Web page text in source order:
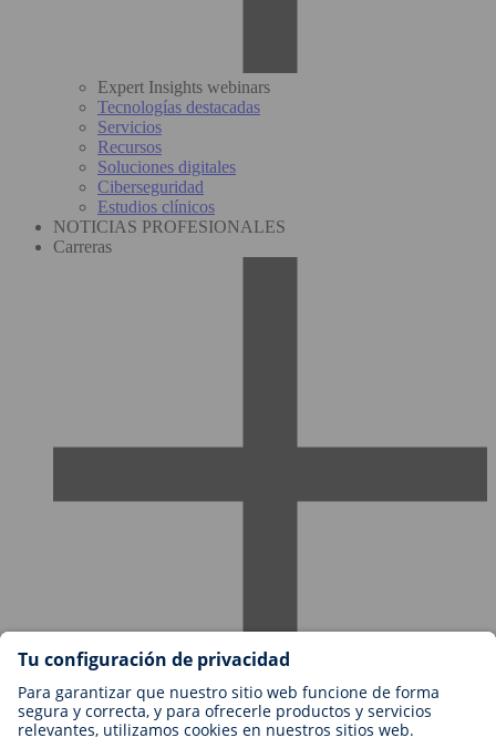
Expert Insights webinars
Tecnologías destacadas
Servicios
Recursos
Soluciones digitales
Ciberseguridad
Estudios clínicos
NOTICIAS PROFESIONALES
Carreras
Empleos en BIOTRONIK
Niveles profesionales